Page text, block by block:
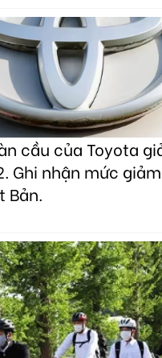
cầu của Toyota
Ghi nhận mức
Bản.